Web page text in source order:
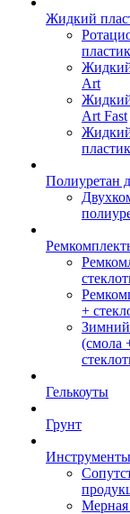
Жидкий
пластик
Art
Art Fast
Полиуретан
+
(смола
Гелькоуты
Грунт
Инструменты
Мерная